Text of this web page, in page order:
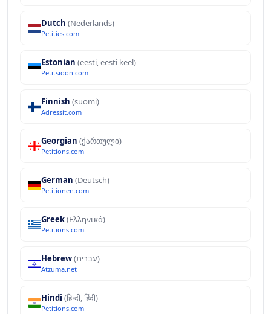
Dutch (Nederlands)
Petities.com
Estonian (eesti, eesti keel)
Petitsioon.com
Finnish (suomi)
Adressit.com
Georgian (ქართული)
Petitions.com
German (Deutsch)
Petitionen.com
Greek(Ελληνικά)
Petitions.com
Hebrew (עברית)
Atzuma.net
Hindi (हिन्दी, हिंदी)
Petitions.com